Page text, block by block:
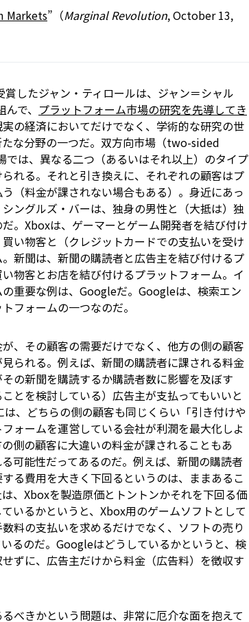
Markets”（Marginal Revolution, October 13,
したジャン・ティロールは、ジャン＝シャル
で、 プラットフォーム市場の研究を先導してき
の経済においてだけでなく、学術的な研究の世
な分野の一つだ。双方向市場（two-sided
は、異なる二つ（あるいはそれ以上）のタイプ
れる。それと引き換えに、それぞれの顧客はプ
（料金が課されない場合もある）。身近にあっ
ングルズ・バーは、独身の男性と（大抵は）独
。Xboxは、ゲーマーとゲーム開発者を結び付け
い物客と（クレジットカードでの支払いを受け
新聞は、新聞の購読者と広告主を結び付けるプ
物客とお店を結び付けるプラットフォーム。イ
重要な例は、Googleだ。Googleは、検索エン
フォームの一つなのだ。
、その顧客の需要だけでなく、他方の側の顧客
られる。例えば、新聞の購読者に課される料金
新聞を購読するか――購読者数――に影響を及ぼす
とを検討している）広告主が支払ってもいいと
は、どちらの側の顧客も同じくらい「引き付けや
ォームを運営している会社が利潤を最大化しよ
側の顧客に大違いの料金が課されることもあ
可能性だってあるのだ。例えば、新聞の購読者
る費用を大きく下回るというのは、ままあるこ
、Xboxを製造原価とトントンかそれを下回る価
いるかというと、Xbox用のゲームソフトとして
料の支払いを求めるだけでなく、ソフトの売り
るのだ。Googleはどうしているかというと、検
ずに、広告主だけから料金（広告料）を徴収す
べきかという問題は、非常に厄介な面を抱えて